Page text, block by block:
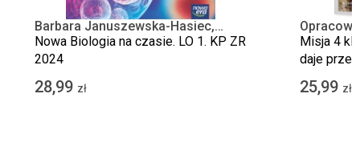
Barbara Januszewska-Hasiec,
Renata Stencel, Anna Tyc
Nowa Biologia na czasie. LO 1. KP ZR
2024
28,99 zł
Misja 4
daje
25,99 zł